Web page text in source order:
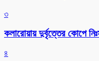
৩
কলারোয়ায় দুর্বৃত্তের কোপে
৪